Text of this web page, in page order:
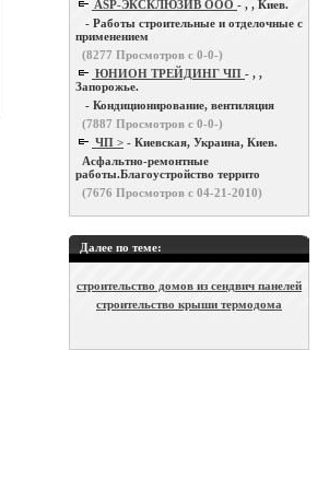
ASP-ЭКСКЛЮЗИВ ООО - , , Киев.
- Работы строительные и отделочные с
применением
(8277 Просмотров с 0-0-)
ЮНИОН ТРЕЙДИНГ ЧП - , ,
Запорожье.
- Кондиционирование, вентиляция
(7887 Просмотров с 0-0-)
ЧП > - Киевская, Украина, Киев.
Асфальтно-ремонтные
работы.Благоустройство террито
(7676 Просмотров с 04-21-2010)
Далее по теме:
строительство домов из сендвич панелей
строительство крыши термодома